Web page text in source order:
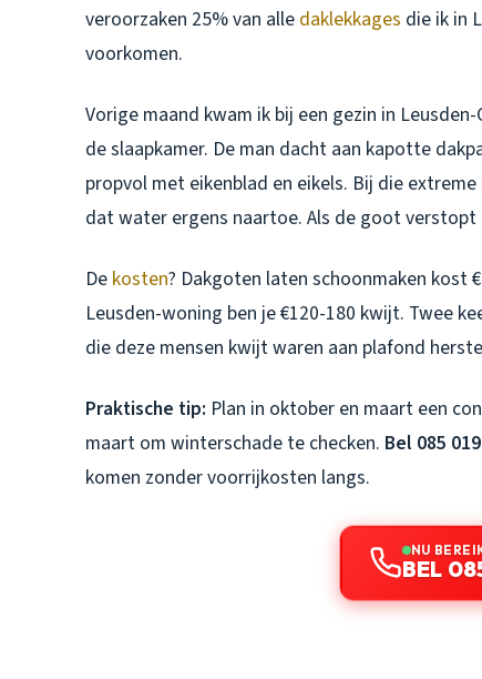
veroorzaken 25% van alle daklekkages die ik in
voorkomen.
Vorige maand kwam ik bij een gezin in
de slaapkamer. De man dacht aan kapotte
propvol met eikenblad en eikels. Bij die
dat water ergens naartoe. Als de goot
De kosten? Dakgoten laten schoonmaken kost
Leusden-woning ben je €120-180 kwijt. Twee
die deze mensen kwijt waren aan plafond
Praktische tip: Plan in oktober en maart een
maart om winterschade te checken. Bel 085
komen zonder voorrijkosten langs.
NU
BEL